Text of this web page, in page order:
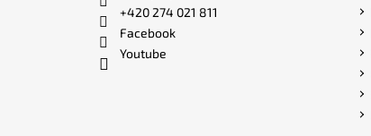
+420 274 021 811
Facebook
Youtube